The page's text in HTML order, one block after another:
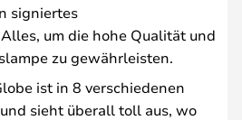
signiertes
um die hohe Qualität und
zu gewährleisten.
ist in 8 verschiedenen
sieht überall toll aus, wo